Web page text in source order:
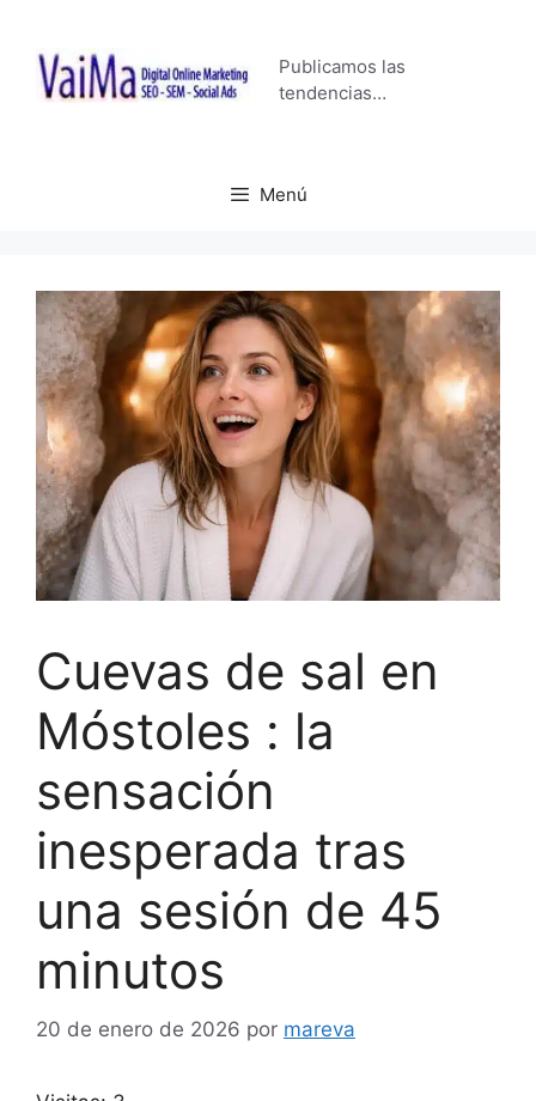
contenido
Publicamos las
tendencias…
Menú
Cuevas de sal en
Móstoles : la
sensación
inesperada tras
una sesión de 45
minutos
20 de enero de 2026 por mareva